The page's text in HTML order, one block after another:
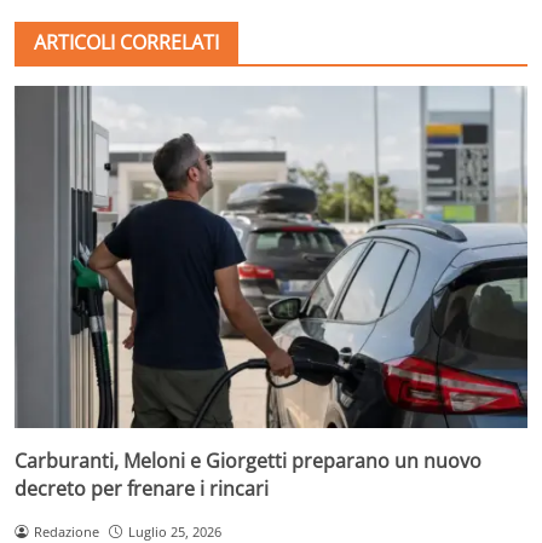
ARTICOLI CORRELATI
Carburanti, Meloni e Giorgetti preparano un nuovo
decreto per frenare i rincari
Redazione Luglio 25, 2026